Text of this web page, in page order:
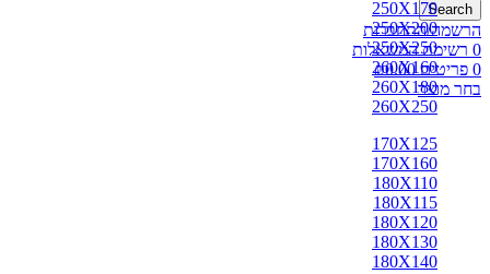
Search
הרשמה/התחברות
0 רשימת המשאלות
0 פריטים ₪0.00
בחר מוצר
250X170
250X200
250X250
260X160
260X180
260X250
170X125
170X160
180X110
180X115
180X120
180X130
180X140